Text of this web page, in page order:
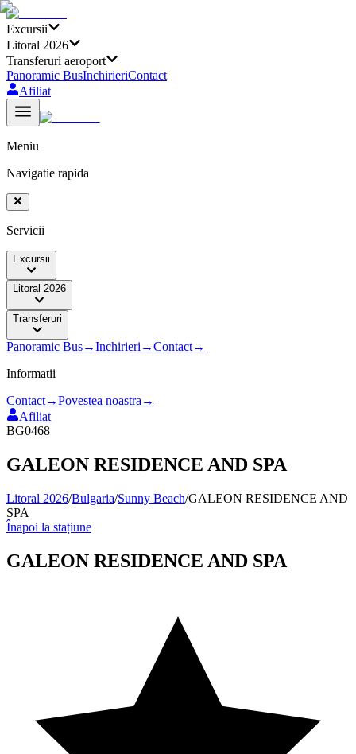
Excursii
Litoral 2026
Transferuri aeroport
Panoramic BusInchirieriContact
Afiliat
Meniu
Navigatie rapida
Servicii
Excursii
Litoral 2026
Transferuri
Panoramic Bus→Inchirieri →Contact→
Informatii
Contact→Povestea noastra →
Afiliat
BG0468
GALEON RESIDENCE AND SPA
Litoral 2026/Bulgaria/Sunny Beach/GALEON RESIDENCE AND
SPA
Înapoi la stațiune
GALEON RESIDENCE AND SPA